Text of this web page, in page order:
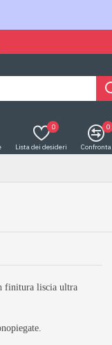
Lista dei desideri
0
Confronta
0
finitura liscia ultra